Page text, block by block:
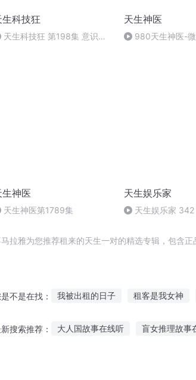
生科技狂
天生科技狂 第198集 意识转
天生神医
980天生神医-
生神医
天生神医第1789集
天生娱乐家
天生娱乐家 342
拉雅为您推荐租来的天生一对的精选专辑，包含
不是在找： 我被出租的日子 租客是我女神
搜索推荐： 大人国故事在线听 盲女推理故事